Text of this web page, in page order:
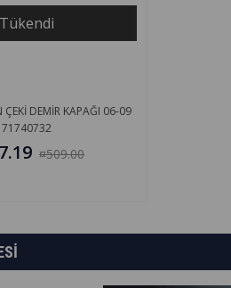
Tükendi
DEMİR KAPAĞI 06-09
71740732
¤509.00